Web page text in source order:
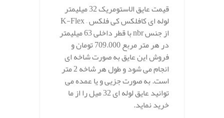
قیمت عایق الاستومریک 32 میلیمتر
لوله ای کافلکس کی فلکس – K-Flex
از جنس nbr با قطر داخلی 63 میلیمتر
در هر متر مربع 709.000 تومان و
فروش این عایق به صورت شاخه ای
انجام می شود و طول هر شاخه 2 متر
است. به صورت جزیی و یا عمده می
توانید عایق لوله ای 32 میل را از ما
خرید نماید.